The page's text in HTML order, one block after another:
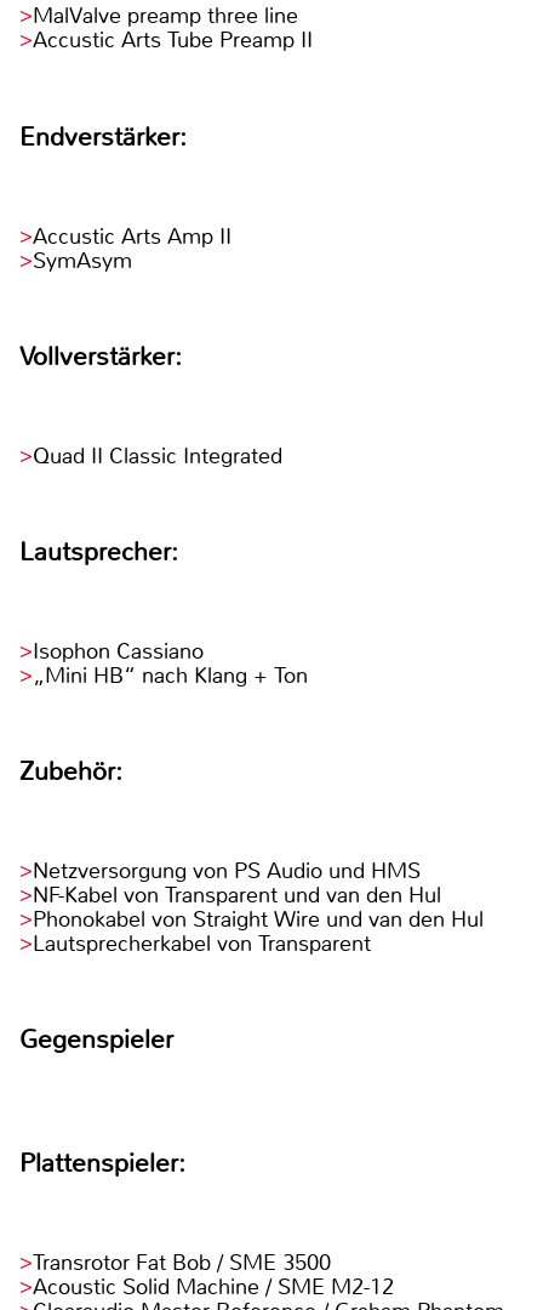
MalValve preamp three line
Accustic Arts Tube Preamp II
Endverstärker:
Accustic Arts Amp II
SymAsym
Vollverstärker:
Quad II Classic Integrated
Lautsprecher:
Isophon Cassiano
„Mini HB“ nach Klang + Ton
Zubehör:
Netzversorgung von PS Audio und HMS
NF-Kabel von Transparent und van den Hul
Phonokabel von Straight Wire und van den Hul
Lautsprecherkabel von Transparent
Gegenspieler
Plattenspieler:
Transrotor Fat Bob / SME 3500
Acoustic Solid Machine / SME M2-12